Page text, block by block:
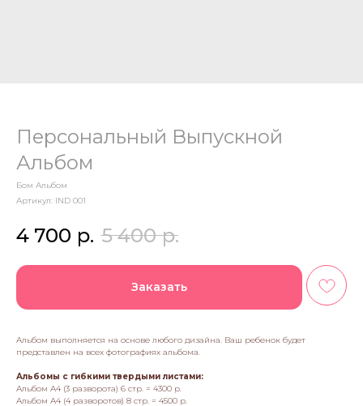
Персональный Выпускной
Альбом
Бом Альбом
Артикул: IND 001
4 700 р. 5 400 р.
Заказать
Альбом выполняется на основе любого дизайна. Ваш ребенок будет
представлен на всех фотографиях альбома.
Альбомы с гибкими твердыми листами:
Альбом А4 (3 разворота) 6 стр. = 4300 р.
Альбом А4 (4 разворотов) 8 стр. = 4500 р.